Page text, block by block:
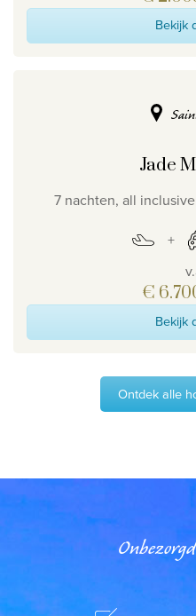
Bekijk
Jade
7 nachten, all
€
Bekijk
Ontdek alle